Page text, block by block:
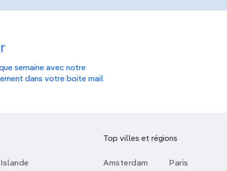
semaine avec notre
dans votre boite mail
Islande
Top villes et régions
Amsterdam
Paris